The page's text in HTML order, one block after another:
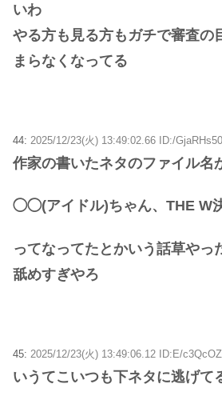
いわ
やる方も見る方もガチで審査の
まらなくなってる
44: 2025/12/23(火) 13:49:02.66 ID:/GjaRHs50
作家の書いたネタのファイル名
◯◯(アイドル)ちゃん、THE W
ってなってたとかいう話草やっ
舐めすぎやろ
45: 2025/12/23(火) 13:49:06.12 ID:E/
いうてこいつも下ネタに逃げて